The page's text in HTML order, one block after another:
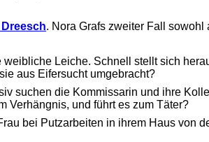
. Nora Grafs zweiter Fall
Leiche. Schnell stellt sich
aus Eifersucht umgebracht?
suchen die Kommissarin und ihre
Verhängnis, und führt es zum Täter?
bei Putzarbeiten in ihrem Haus von